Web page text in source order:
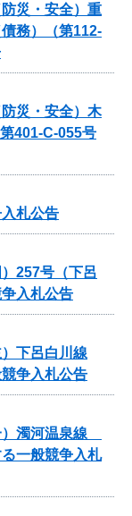
災・安全）重
務）（第112-
災・安全）木
401-C-055号
札公告
257号（下呂
入札公告
下呂白川線
争入札公告
濁河温泉線
一般競争入札